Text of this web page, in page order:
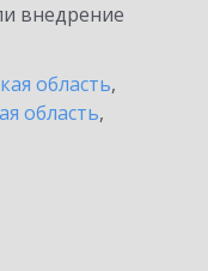
внедрение
область,
область,